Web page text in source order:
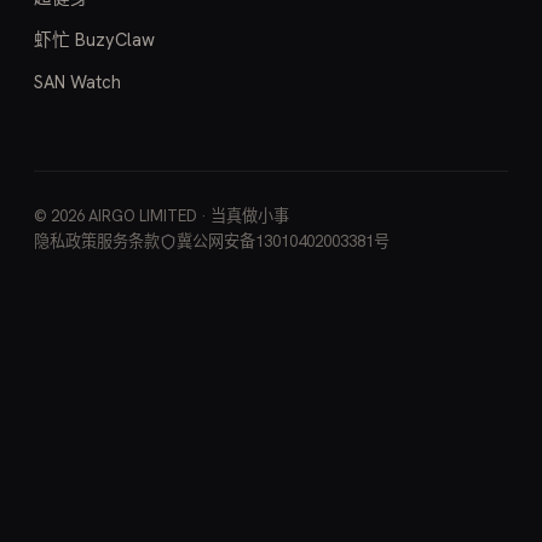
虾忙 BuzyClaw
SAN Watch
© 2026 AIRGO LIMITED · 当真做小事
隐私政策服务条款 冀公网安备13010402003381号